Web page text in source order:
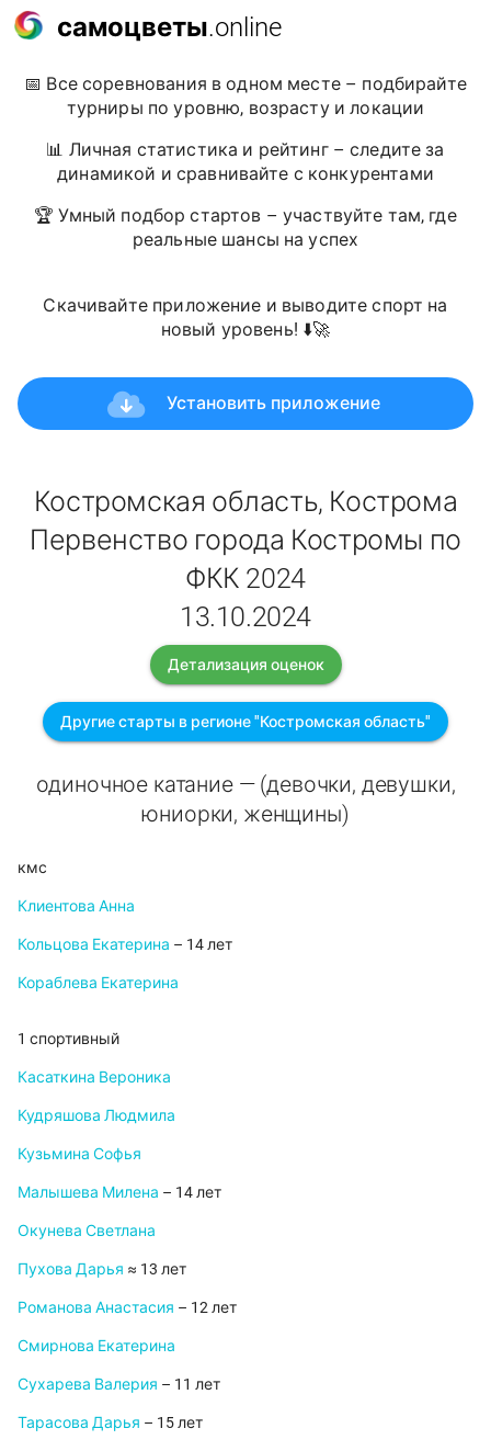
самоцветы.online
📅 Все соревнования в одном месте – подбирайте
турниры по уровню, возрасту и локации
📊 Личная статистика и рейтинг – следите за
динамикой и сравнивайте с конкурентами
🏆 Умный подбор стартов – участвуйте там, где
реальные шансы на успех
Скачивайте приложение и выводите спорт на
новый уровень! ⬇️🚀
Установить приложение
Костромская область, Кострома
Первенство города Костромы по
ФКК 2024
13.10.2024
Детализация оценок
Другие старты в регионе "Костромская область"
одиночное катание — (девочки, девушки,
юниорки, женщины)
кмс
Клиентова Анна
Кольцова Екатерина – 14 лет
Кораблева Екатерина
1 спортивный
Касаткина Вероника
Кудряшова Людмила
Кузьмина Софья
Малышева Милена – 14 лет
Окунева Светлана
Пухова Дарья ≈ 13 лет
Романова Анастасия – 12 лет
Смирнова Екатерина
Сухарева Валерия – 11 лет
Тарасова Дарья – 15 лет